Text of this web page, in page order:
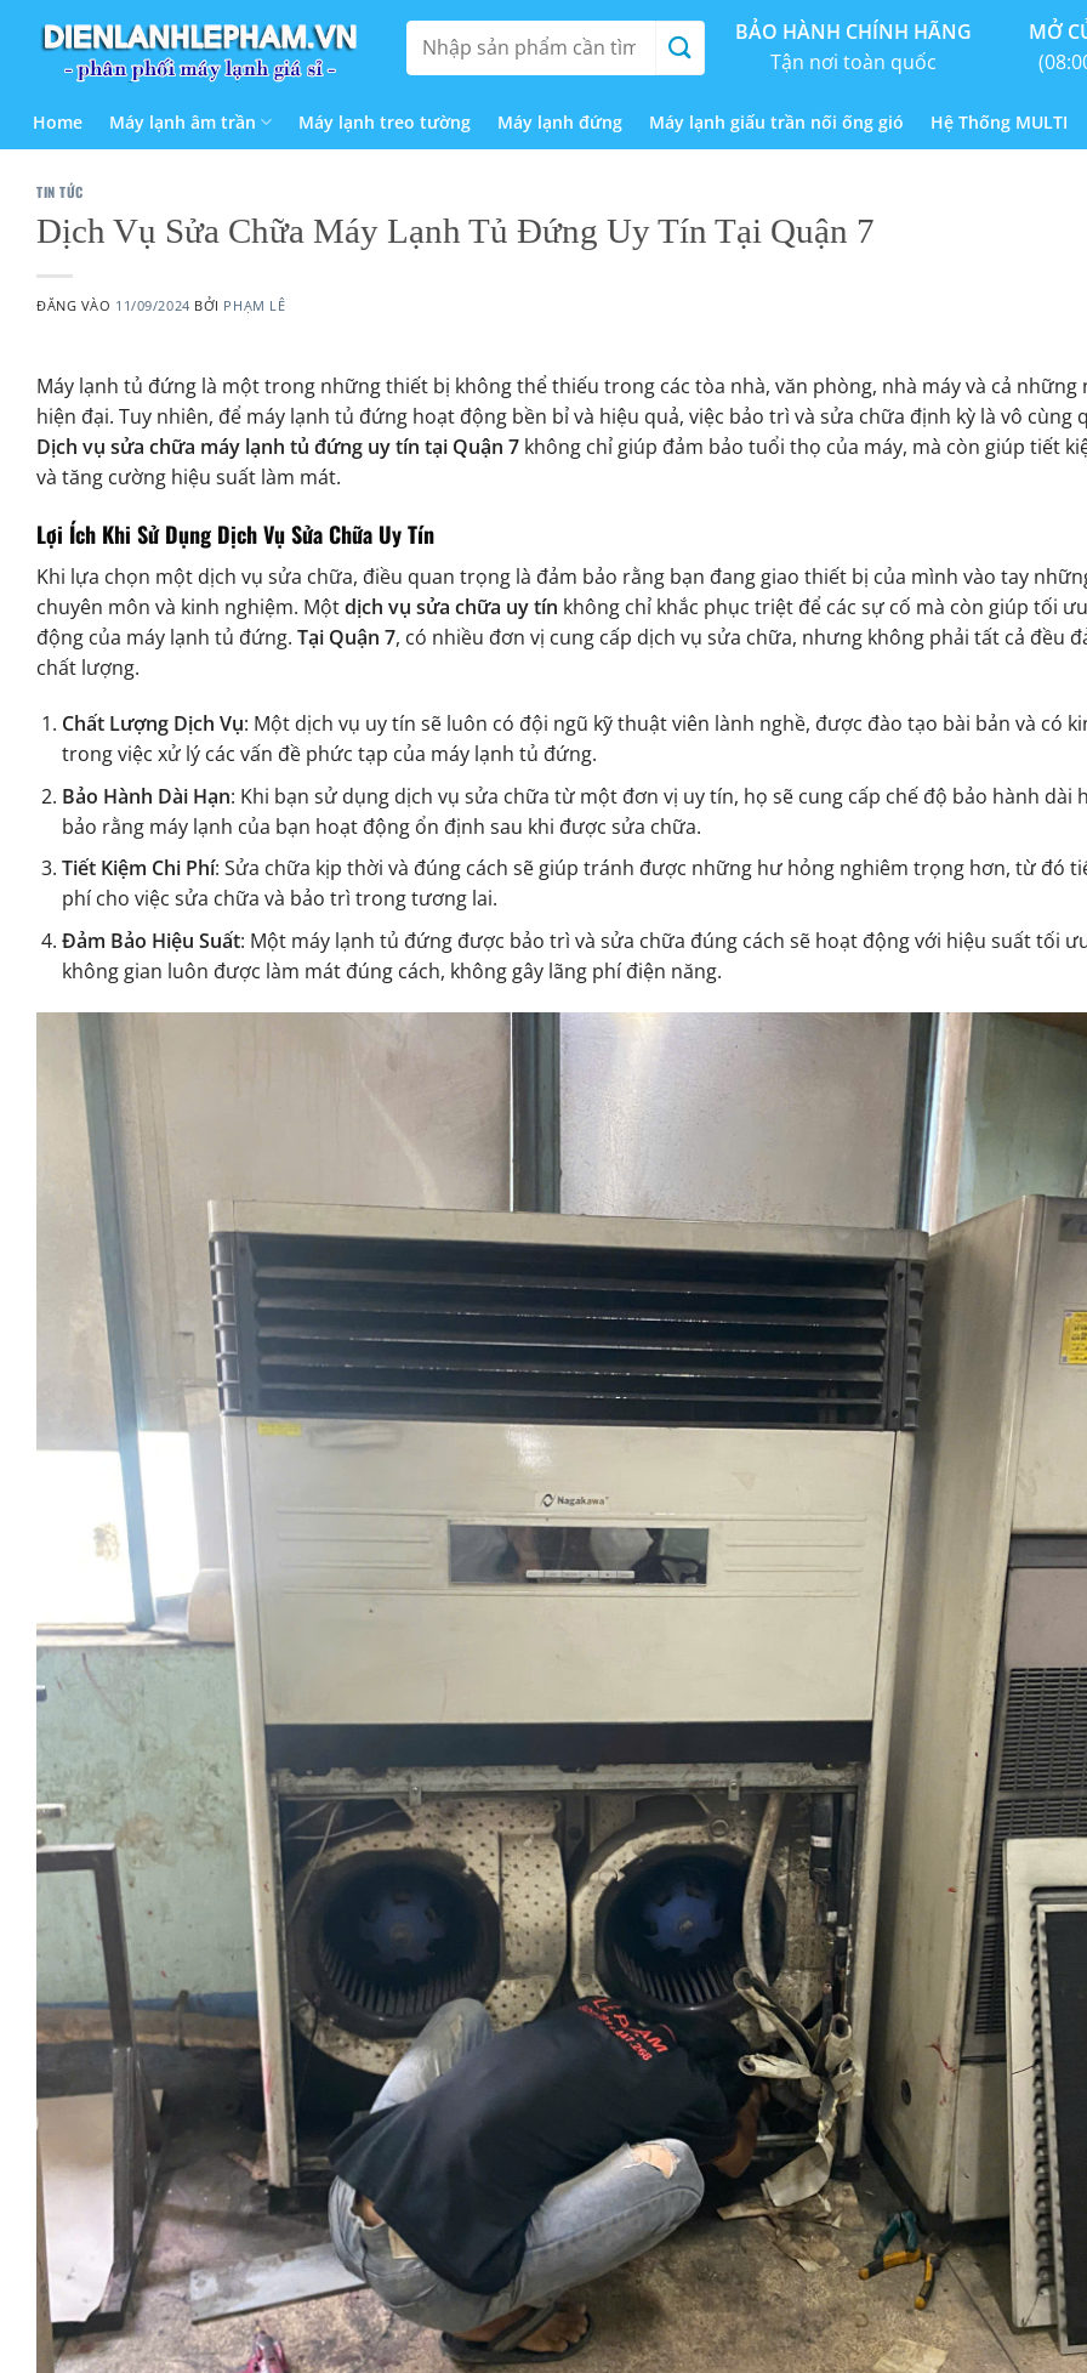
kiếm:
BẢO HÀNH CHÍNH HÃNG
Tận nơi toàn quốc
MỞ
Home Máy lạnh âm trần Máy lạnh treo tường Máy lạnh đứng Máy lạnh giấu trần nối ống gió Hệ Thống MULTI
TIN TỨC
Dịch Vụ Sửa Chữa Máy Lạnh Tủ Đứng Uy Tín Tại Quận 7
ĐĂNG VÀO 11/09/2024 BỞI PHẠM LÊ
Máy lạnh tủ đứng là một trong những thiết bị không thể thiếu trong các tòa nhà, văn phòng, nhà máy và cả những
hiện đại. Tuy nhiên, để máy lạnh tủ đứng hoạt động bền bỉ và hiệu quả, việc bảo trì và sửa chữa định kỳ là vô cùng
Dịch vụ sửa chữa máy lạnh tủ đứng uy tín tại Quận 7 không chỉ giúp đảm bảo tuổi thọ của máy, mà còn giúp tiết
và tăng cường hiệu suất làm mát.
Lợi Ích Khi Sử Dụng Dịch Vụ Sửa Chữa Uy Tín
Khi lựa chọn một dịch vụ sửa chữa, điều quan trọng là đảm bảo rằng bạn đang giao thiết bị của mình vào tay
chuyên môn và kinh nghiệm. Mộtdịch vụ sửa chữa uy tín không chỉ khắc phục triệt để các sự cố mà còn giúp tối
động của máy lạnh tủ đứng. Tại Quận 7, có nhiều đơn vị cung cấp dịch vụ sửa chữa, nhưng không phải tất cả đều
chất lượng.
Chất Lượng Dịch Vụ: Một dịch vụ uy tín sẽ luôn có đội ngũ kỹ thuật viên lành nghề, được đào tạo bài bản và có
trong việc xử lý các vấn đề phức tạp của máy lạnh tủ đứng.
Bảo Hành Dài Hạn: Khi bạn sử dụng dịch vụ sửa chữa từ một đơn vị uy tín, họ sẽ cung cấp chế độ bảo hành dài
bảo rằng máy lạnh của bạn hoạt động ổn định sau khi được sửa chữa.
Tiết Kiệm Chi Phí: Sửa chữa kịp thời và đúng cách sẽ giúp tránh được những hư hỏng nghiêm trọng hơn, từ đó
phí cho việc sửa chữa và bảo trì trong tương lai.
Đảm Bảo Hiệu Suất: Một máy lạnh tủ đứng được bảo trì và sửa chữa đúng cách sẽ hoạt động với hiệu suất tối
không gian luôn được làm mát đúng cách, không gây lãng phí điện năng.